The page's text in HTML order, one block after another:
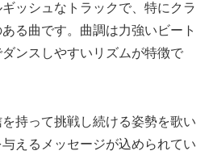
ッシュなトラックで、特にクラ
る曲です。曲調は力強いビート
ンスしやすいリズムが特徴で
持って挑戦し続ける姿勢を歌い
与えるメッセージが込められてい